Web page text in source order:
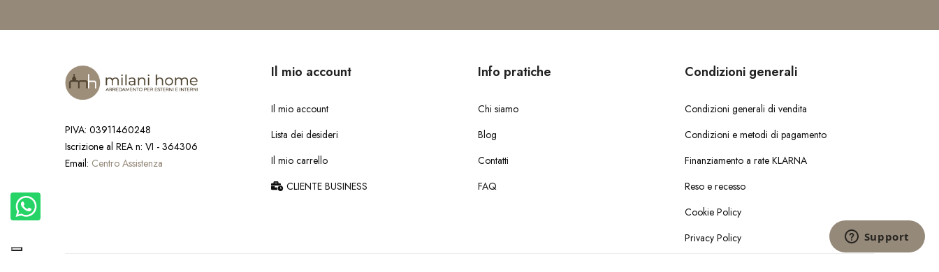
PIVA: 03911460248
Iscrizione al REA n: VI - 364306
Email: Centro Assistenza
Il mio account
Il mio account
Lista dei desideri
Il mio carrello
CLIENTE BUSINESS
Info pratiche
Chi siamo
Blog
Contatti
FAQ
Condizioni generali
Condizioni generali di vendita
Condizioni e metodi di pagamento
Finanziamento a rate KLARNA
Reso e recesso
Cookie Policy
Privacy Policy